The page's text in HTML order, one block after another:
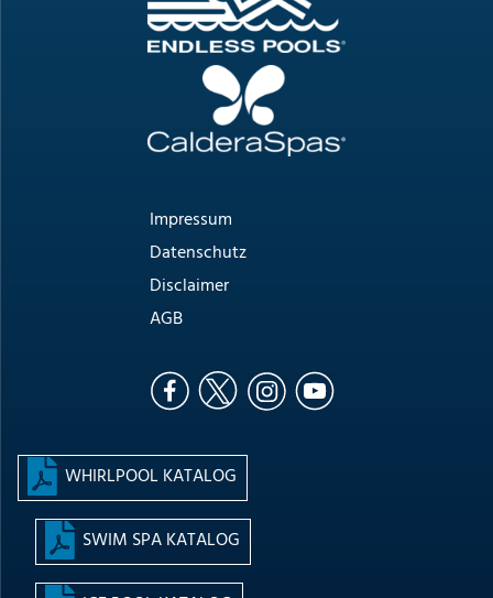
Impressum
Datenschutz
Disclaimer
AGB
WHIRLPOOL KATALOG
SWIM SPA KATALOG